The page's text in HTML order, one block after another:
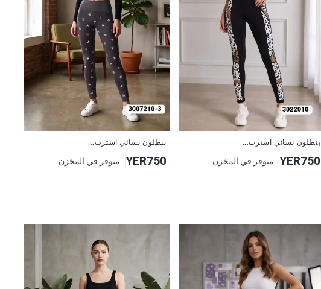
بنطلون نسائي استرت...
YER750 متوفر في المخزن
بنطلون نسائي استرت...
YER750 متوفر في المخزن